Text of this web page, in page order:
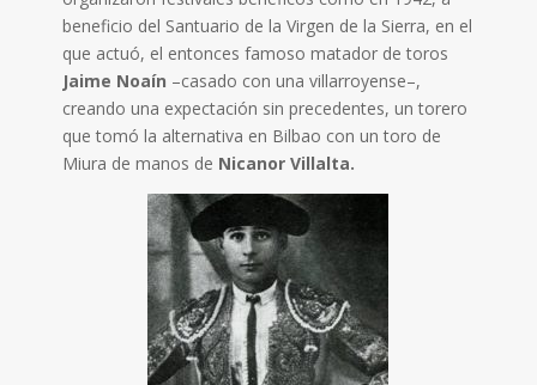
beneficio del Santuario de la Virgen de la Sierra, en el
que actuó, el entonces famoso matador de toros
Jaime Noaín –casado con una villarroyense–,
creando una expectación sin precedentes, un torero
que tomó la alternativa en Bilbao con un toro de
Miura de manos de Nicanor Villalta.